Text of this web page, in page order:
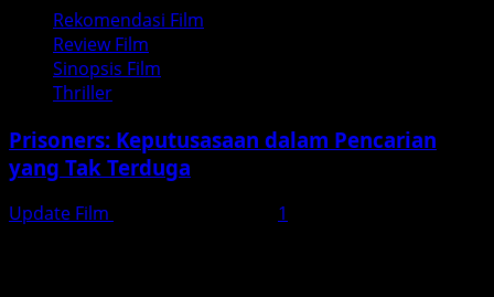
Rekomendasi Film
Review Film
Sinopsis Film
Thriller
Prisoners: Keputusasaan dalam Pencarian
yang Tak Terduga
Update Film
1